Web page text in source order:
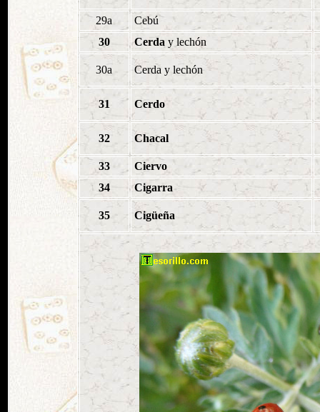
29a
Cebú
30
Cerda y lechón
30a Cerda y lechón
31 Cerdo
32 Chacal
33
Ciervo
34
Cigarra
35 Cigüeña